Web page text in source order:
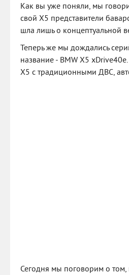
Как вы уже поняли, мы
свой Х5 представители
шла лишь о концептуальной
Теперь же мы дождались
название - BMW X5
Х5 с традиционными ДВС,
Сегодня мы поговорим о том,